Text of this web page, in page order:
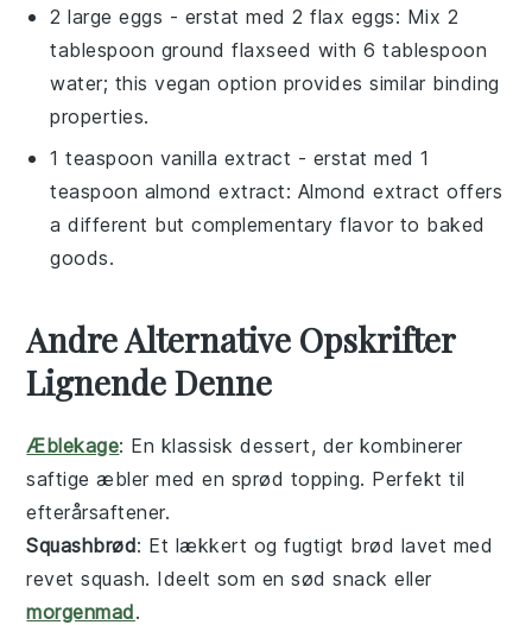
2 large eggs - erstat med2 flax eggs: Mix 2
tablespoon ground flaxseed with 6 tablespoon
water; this vegan option provides similar binding
properties.
1 teaspoon vanilla extract - erstat med1
teaspoon almond extract: Almond extract offers
a different but complementary flavor to baked
goods.
Andre Alternative Opskrifter
Lignende Denne
Æblekage: En klassiskdessert, der kombinerer
saftigeæbler med en sprød topping. Perfekt til
efterårsaftener.
Squashbrød: Et lækkert og fugtigt brød lavet med
revetsquash. Ideelt som en sød snack eller
morgenmad.